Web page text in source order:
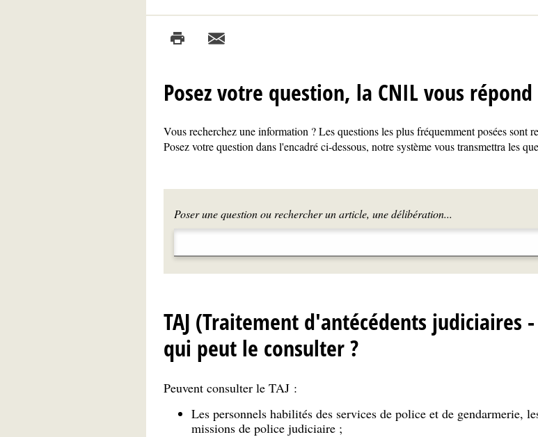
Posez votre question, la CNIL vous répond
Vous recherchez une information ? Les questions les plus fréquemment posées sont
Posez votre question dans l'encadré ci-dessous, notre système vous transmettra les
Poser une question ou rechercher un article, une délibération...
TAJ (Traitement d'antécédents judiciaires -
qui peut le consulter ?
Peuvent consulter le TAJ :
Les personnels habilités des services de police et de gendarmerie,
missions de police judiciaire ;